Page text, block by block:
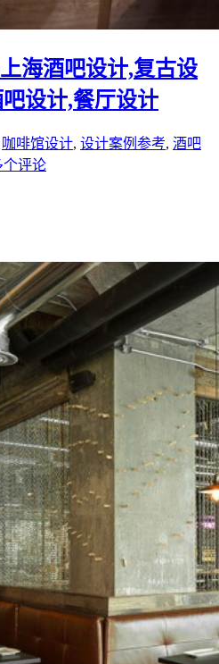
海酒吧设计,复古设
设计,餐厅设计
咖啡馆设计, 设计案例参考, 酒吧
个评论